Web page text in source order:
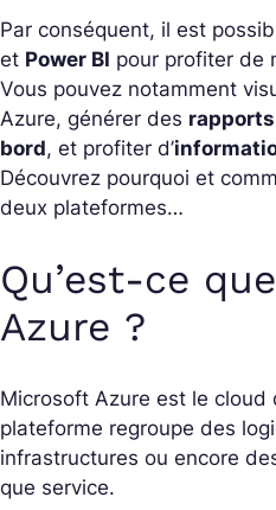
Par conséquent, il est
et Power BI pour profiter de
Vous pouvez notamment
Azure, générer des rapports
bord, et profiter d’
Découvrez pourquoi et
deux plateformes…
Qu’est-ce
Azure ?
Microsoft Azure est le cloud
plateforme regroupe des
infrastructures ou encore
que service.